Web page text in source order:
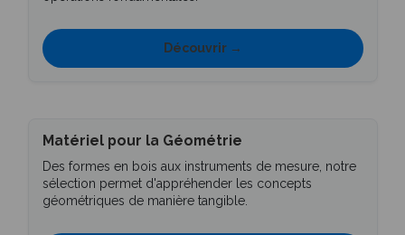
Découvrir →
Matériel pour la Géométrie
Des formes en bois aux instruments de mesure, notre
sélection permet d'appréhender les concepts
géométriques de manière tangible.